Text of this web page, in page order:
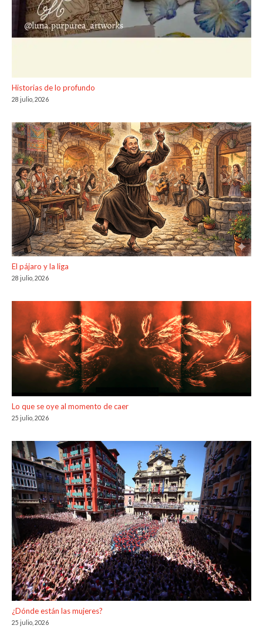
Historias de lo profundo
28 julio, 2026
El pájaro y la liga
28 julio, 2026
Lo que se oye al momento de caer
25 julio, 2026
¿Dónde están las mujeres?
25 julio, 2026